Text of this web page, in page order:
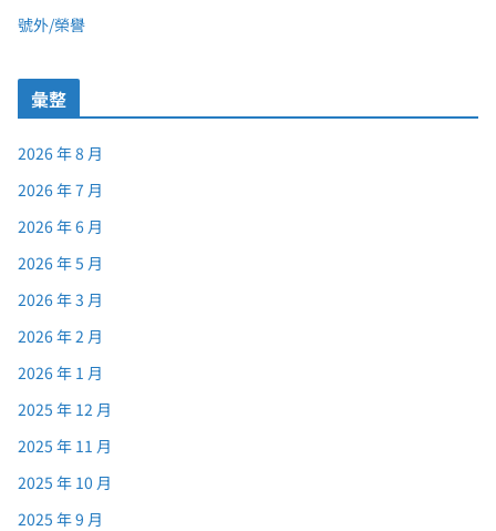
號外/榮譽
彙整
2026 年 8 月
2026 年 7 月
2026 年 6 月
2026 年 5 月
2026 年 3 月
2026 年 2 月
2026 年 1 月
2025 年 12 月
2025 年 11 月
2025 年 10 月
2025 年 9 月